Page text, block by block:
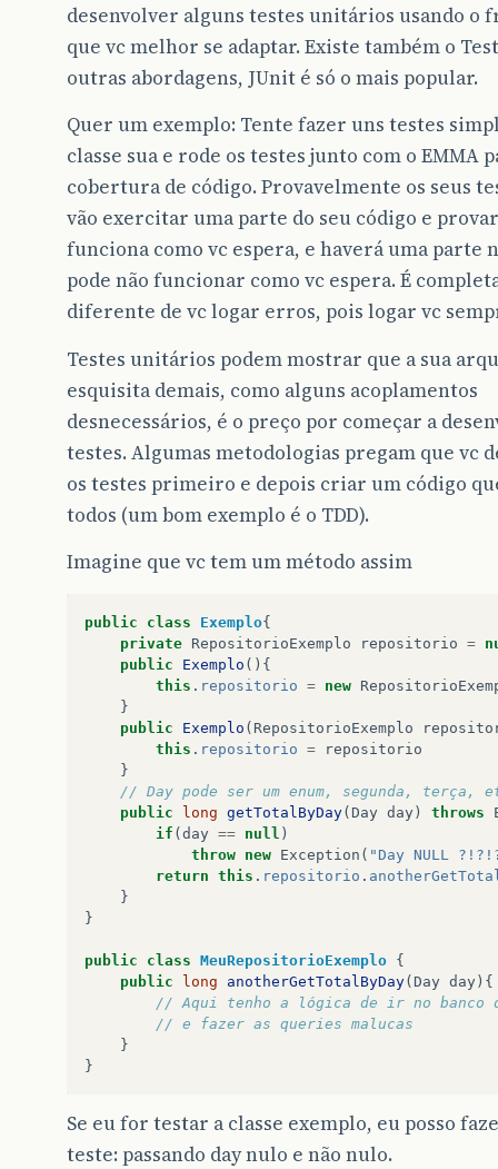
desenvolver alguns testes unitários usando o
que vc melhor se adaptar. Existe também o
outras abordagens, JUnit é só o mais popular.
Quer um exemplo: Tente fazer uns testes
classe sua e rode os testes junto com o EMMA
cobertura de código. Provavelmente os seus
vão exercitar uma parte do seu código e
funciona como vc espera, e haverá uma parte
pode não funcionar como vc espera. É
diferente de vc logar erros, pois logar vc
Testes unitários podem mostrar que a sua
esquisita demais, como alguns acoplamentos
desnecessários, é o preço por começar a
testes. Algumas metodologias pregam que vc
os testes primeiro e depois criar um código
todos (um bom exemplo é o TDD).
Imagine que vc tem um método assim
public class Exemplo{
private RepositorioExemplo repositorio =
public
Exemplo (){
this . repositorio = new
}
public
Exemplo ( RepositorioExemplo
this . repositorio =
repositorio
}
// Day pode ser um enum, segunda, terça,
public
long getTotalByDay(Day day) throws
if (day == null )
throw new Exception ( "Day NULL
return this . repositorio .
}
}
public class MeuRepositorioExemplo {
public
long anotherGetTotalByDay(Day day){
// Aqui tenho a lógica de ir no banco
// e fazer as queries malucas
}
}
Se eu for testar a classe exemplo, eu posso
teste: passando day nulo e não nulo.